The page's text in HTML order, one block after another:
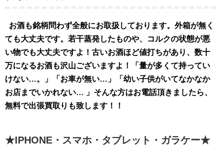
お酒も銘柄問わず全般にお取扱しております。外箱が無く
ても大丈夫です。若干蒸発したものや、コルクの状態が悪
い物でも大丈夫ですよ！古いお酒ほど値打ちがあり、数十
万になるお酒も沢山ございますよ！「量が多くて持ってい
けない…。」「お車が無い…」「幼い子供がいてなかなか
お店までいかれない… 」そんな方はお電話頂きましたら、
無料で出張買取りも致します！！
★IPHONE・スマホ・タブレット・ガラケー★